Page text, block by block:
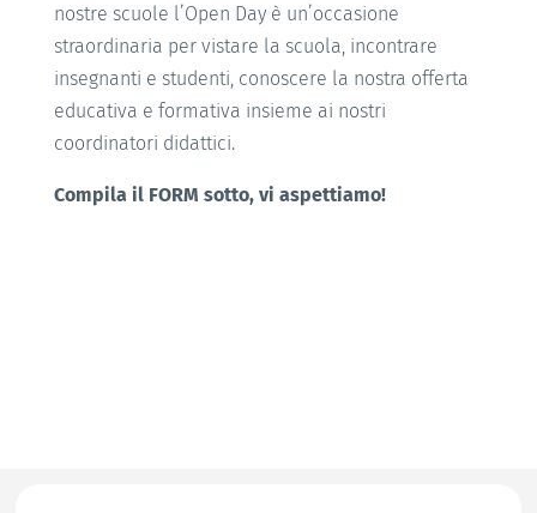
nostre scuole l’Open Day è un’occasione
straordinaria per vistare la scuola, incontrare
insegnanti e studenti, conoscere la nostra offerta
educativa e formativa insieme ai nostri
coordinatori didattici.
Compila il FORM sotto, vi aspettiamo!